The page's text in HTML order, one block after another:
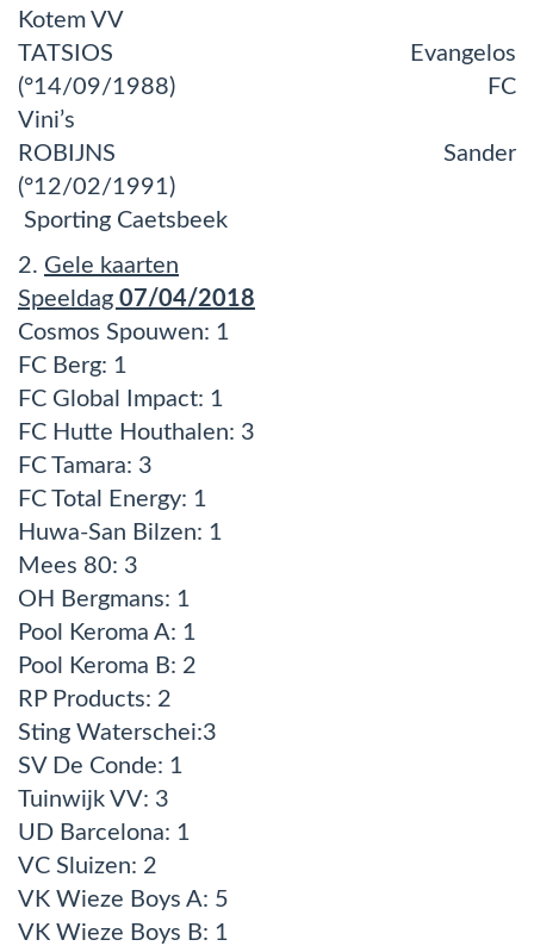
Kotem VV
TATSIOS Evangelos
(°14/09/1988) FC
Vini’s
ROBIJNS Sander
(°12/02/1991)
Sporting Caetsbeek
2. Gele kaarten
Speeldag 07/04/2018
Cosmos Spouwen: 1
FC Berg: 1
FC Global Impact: 1
FC Hutte Houthalen: 3
FC Tamara: 3
FC Total Energy: 1
Huwa-San Bilzen: 1
Mees 80: 3
OH Bergmans: 1
Pool Keroma A: 1
Pool Keroma B: 2
RP Products: 2
Sting Waterschei:3
SV De Conde: 1
Tuinwijk VV: 3
UD Barcelona: 1
VC Sluizen: 2
VK Wieze Boys A: 5
VK Wieze Boys B: 1